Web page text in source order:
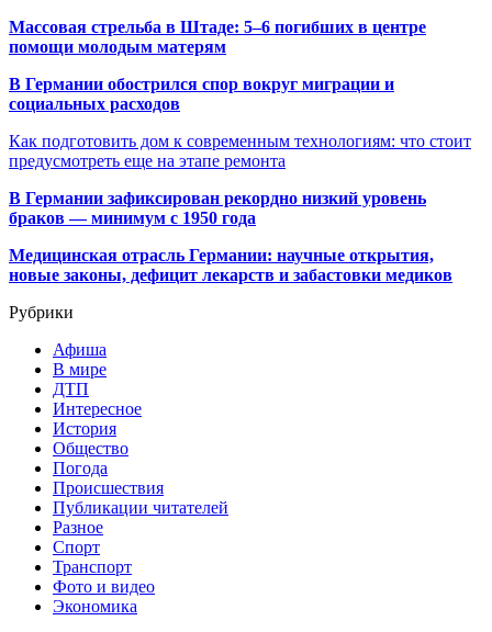
Массовая стрельба в Штаде: 5–6 погибших в центре
помощи молодым матерям
В Германии обострился спор вокруг миграции и
социальных расходов
Как подготовить дом к современным технологиям: что стоит
предусмотреть еще на этапе ремонта
В Германии зафиксирован рекордно низкий уровень
браков — минимум с 1950 года
Медицинская отрасль Германии: научные открытия,
новые законы, дефицит лекарств и забастовки медиков
Рубрики
Афиша
В мире
ДТП
Интересное
История
Общество
Погода
Происшествия
Публикации читателей
Разное
Спорт
Транспорт
Фото и видео
Экономика